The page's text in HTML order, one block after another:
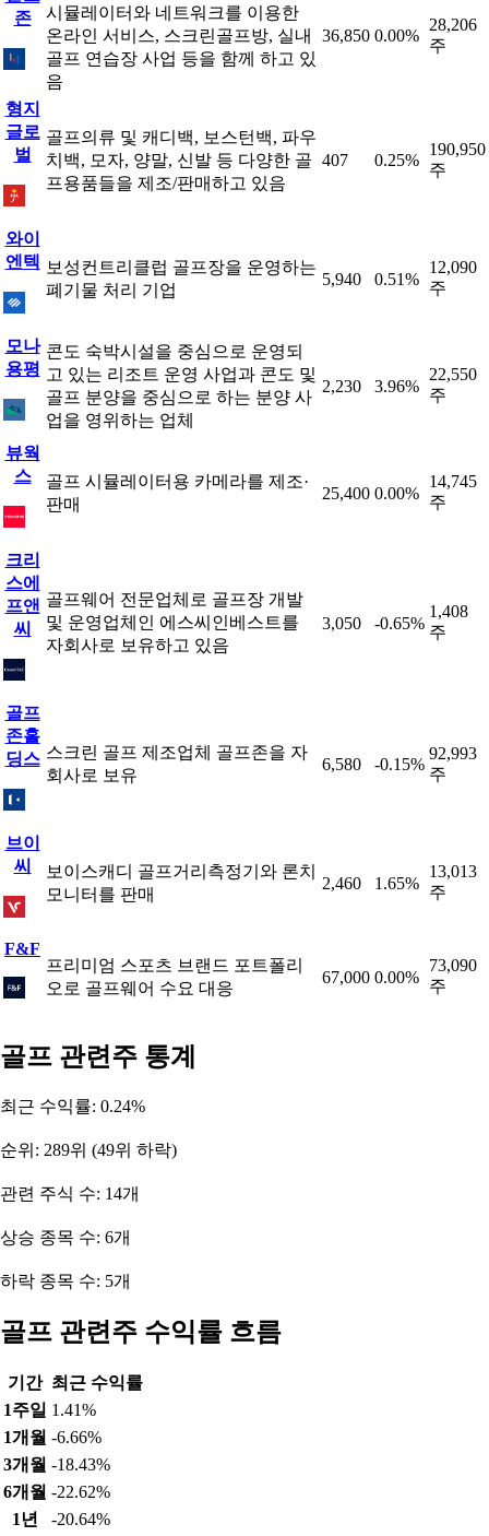
존
시뮬레이터와 네트워크를 이용한
온라인 서비스, 스크린골프방, 실내
골프 연습장 사업 등을 함께 하고 있
음
36,850 0.00%
28,206
주
형지
글로
벌
골프의류 및 캐디백, 보스턴백, 파우
치백, 모자, 양말, 신발 등 다양한 골
프용품들을 제조/판매하고 있음
407 0.25%
190,950
주
와이
엔텍
보성컨트리클럽 골프장을 운영하는
폐기물 처리 기업
5,940 0.51%
12,090
주
모나
용평
콘도 숙박시설을 중심으로 운영되
고 있는 리조트 운영 사업과 콘도 및
골프 분양을 중심으로 하는 분양 사
업을 영위하는 업체
2,230 3.96%
22,550
주
뷰웍
스
골프 시뮬레이터용 카메라를 제조·
판매
25,400 0.00%
14,745
주
크리
스에
프앤
씨
골프웨어 전문업체로 골프장 개발
및 운영업체인 에스씨인베스트를
자회사로 보유하고 있음
3,050 -0.65%
1,408
주
골프
존홀
딩스 스크린 골프 제조업체 골프존을 자
회사로 보유
6,580 -0.15%
92,993
주
브이
씨
보이스캐디 골프거리측정기와 론치
모니터를 판매
2,460 1.65%
13,013
주
F&F
프리미엄 스포츠 브랜드 포트폴리
오로 골프웨어 수요 대응
67,000 0.00%
73,090
주
골프 관련주 통계
최근 수익률: 0.24%
순위: 289위 (49위 하락)
관련 주식 수: 14개
상승 종목 수: 6개
하락 종목 수: 5개
골프 관련주 수익률 흐름
기간 최근 수익률
1주일 1.41%
1개월 -6.66%
3개월 -18.43%
6개월 -22.62%
1년
-20.64%